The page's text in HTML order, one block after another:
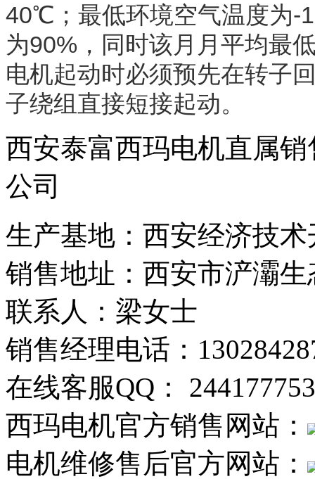
40℃；最低环境空气温度为-
为90%，同时该月月平均最
电机起动时必须预先在转子
子绕组直接短接起动。
西安泰富西玛电机直属
公司
生产基地：西安经济技
销售地址：西安市浐灞
联系人：梁女士
销售经理电话：
在线客服QQ：
西玛电机官方销售网站：
电机维修售后官方网站：